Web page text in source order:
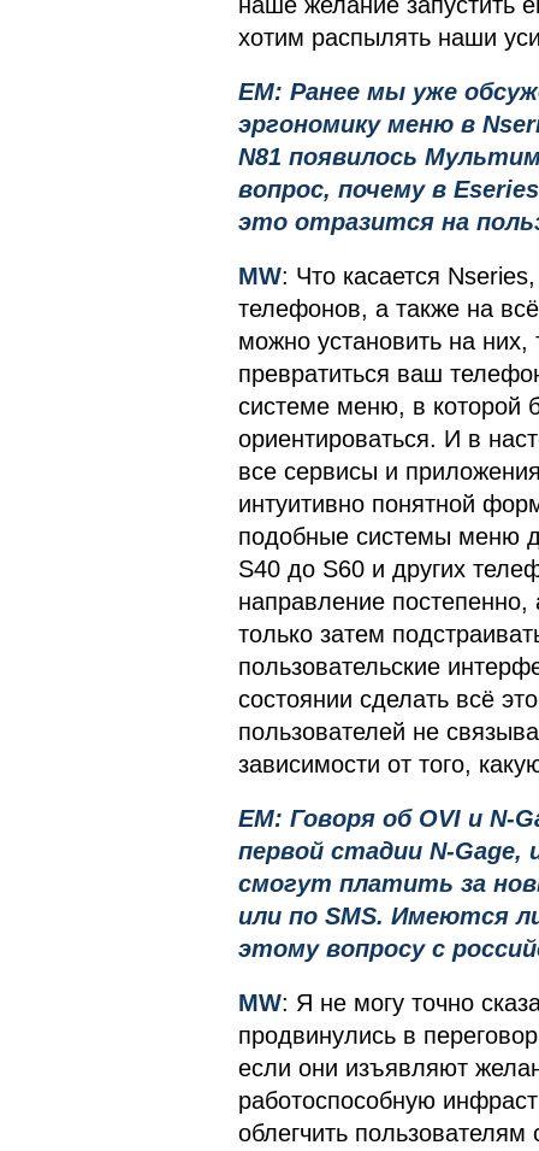
хотим распылять наши
EM: Ранее мы уже
эргономику меню в
N81 появилось
вопрос, почему в
это отразится на
MW: Что касается
телефонов, а также на
можно установить на
превратиться ваш
системе меню, в которой
ориентироваться. И в
все сервисы и
интуитивно понятной
подобные системы меню
S40 до S60 и других
направление
только затем
пользовательские
состоянии сделать всё
пользователей не
зависимости от того,
EM: Говоря об OVI и N-
первой стадии N-Gage,
смогут платить за
или по SMS. Имеются
этому вопросу с
MW: Я не могу точно
продвинулись в
если они изъявляют
работоспособную
облегчить пользователям